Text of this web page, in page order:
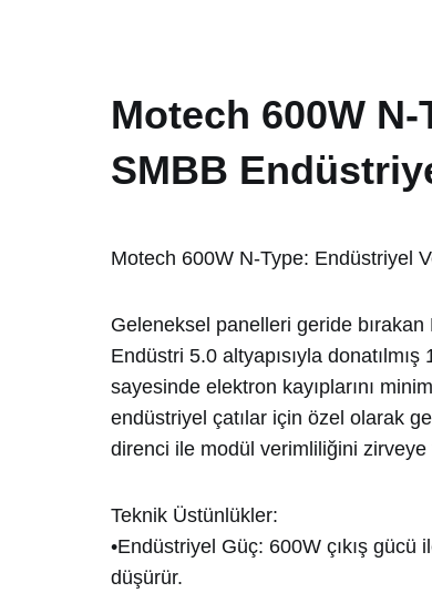
Motech 600W N-
SMBB
Motech 600W N-Type: Endüstriyel
Geleneksel panelleri geride bırakan
Endüstri 5.0 altyapısıyla
sayesinde elektron kayıplarını
endüstriyel çatılar için özel olarak
direnci ile modül verimliliğini zirveye
Teknik Üstünlükler:
•Endüstriyel Güç: 600W çıkış gücü
düşürür.